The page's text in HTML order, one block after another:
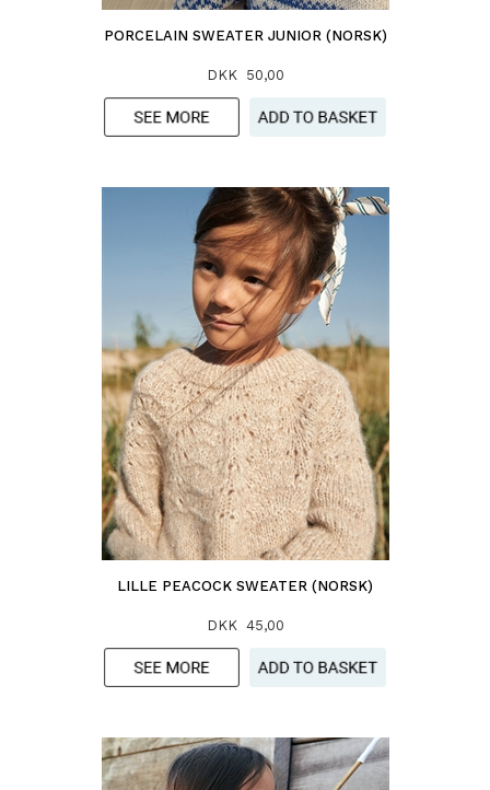
PORCELAIN SWEATER JUNIOR (NORSK)
DKK 50,00
LILLE PEACOCK SWEATER (NORSK)
DKK 45,00